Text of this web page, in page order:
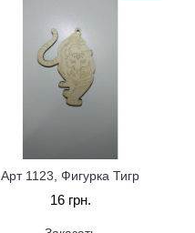
Арт 1123, Фигурка Тигр
16 грн.